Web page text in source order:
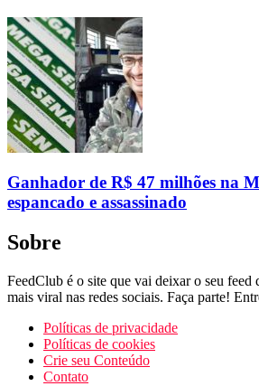
Ganhador de R$ 47 milhões na
espancado e assassinado
Sobre
FeedClub é o site que vai deixar o seu feed
mais viral nas redes sociais. Faça parte!
Políticas de privacidade
Políticas de cookies
Crie seu Conteúdo
Contato